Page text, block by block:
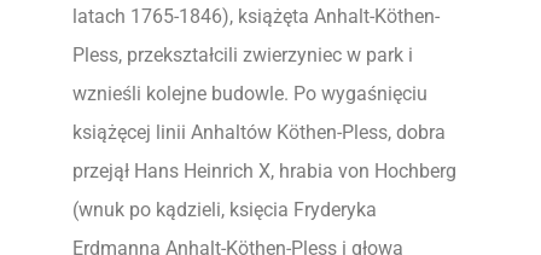
latach 1765-1846), książęta Anhalt-Köthen-
Pless, przekształcili zwierzyniec w park i
wznieśli kolejne budowle. Po wygaśnięciu
książęcej linii Anhaltów Köthen-Pless, dobra
przejął Hans Heinrich X, hrabia von Hochberg
(wnuk po kądzieli, księcia Fryderyka
Erdmanna Anhalt-Köthen-Pless i głowa